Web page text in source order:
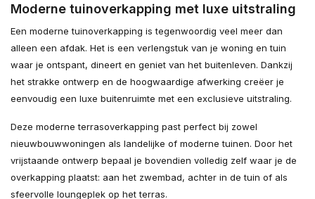
Moderne tuinoverkapping met luxe uitstraling
Een moderne tuinoverkapping is tegenwoordig veel meer dan
alleen een afdak. Het is een verlengstuk van je woning en tuin
waar je ontspant, dineert en geniet van het buitenleven. Dankzij
het strakke ontwerp en de hoogwaardige afwerking creëer je
eenvoudig een luxe buitenruimte met een exclusieve uitstraling.
Deze moderne terrasoverkapping past perfect bij zowel
nieuwbouwwoningen als landelijke of moderne tuinen. Door het
vrijstaande ontwerp bepaal je bovendien volledig zelf waar je de
overkapping plaatst: aan het zwembad, achter in de tuin of als
sfeervolle loungeplek op het terras.